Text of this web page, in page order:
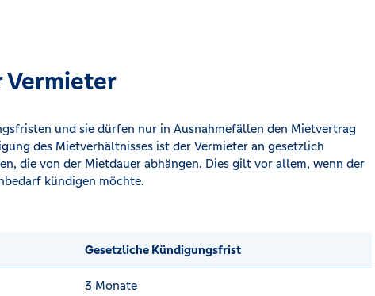
und sie dürfen nur in Ausnahmefällen den Mietvertrag
des Mietverhältnisses ist der Vermieter an gesetzlich
die von der Mietdauer abhängen. Dies gilt vor allem, wenn der
kündigen möchte.
Gesetzliche Kündigungsfrist
3 Monate